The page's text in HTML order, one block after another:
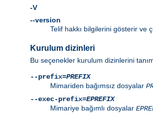
-V
--version
Telif hakkı bilgilerini gösterir ve
Kurulum dizinleri
Bu seçenekler kurulum dizinlerini
--prefix=PREFIX
Mimariden bağımsız dosyalar
--exec-prefix=EPREFIX
Mimariye bağımlı dosyalar